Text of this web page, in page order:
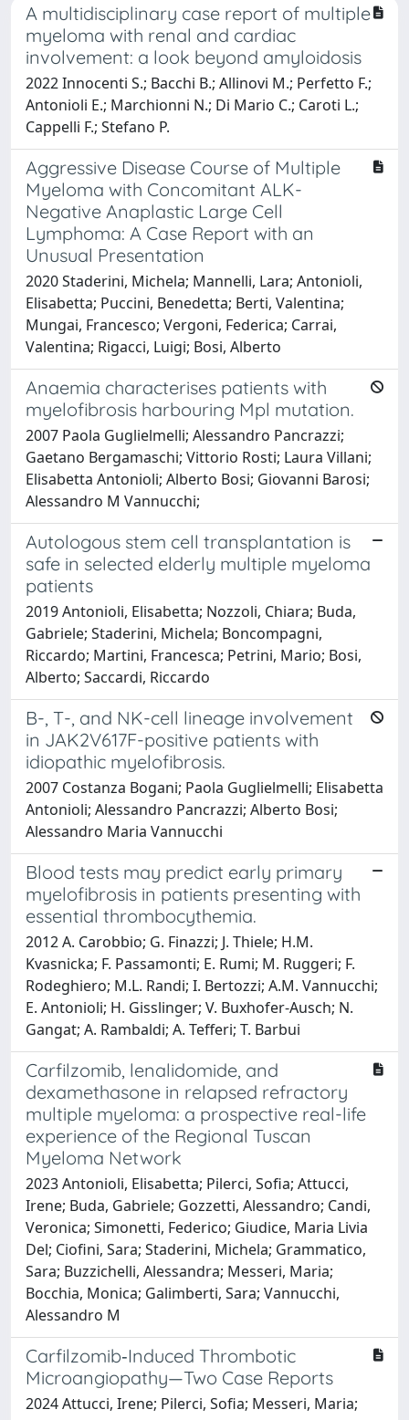
A multidisciplinary case report of multiple
myeloma with renal and cardiac
involvement: a look beyond amyloidosis
2022 Innocenti S.; Bacchi B.; Allinovi M.; Perfetto F.;
Antonioli E.; Marchionni N.; Di Mario C.; Caroti L.;
Cappelli F.; Stefano P.
Aggressive Disease Course of Multiple
Myeloma with Concomitant ALK-
Negative Anaplastic Large Cell
Lymphoma: A Case Report with an
Unusual Presentation
2020 Staderini, Michela; Mannelli, Lara; Antonioli,
Elisabetta; Puccini, Benedetta; Berti, Valentina;
Mungai, Francesco; Vergoni, Federica; Carrai,
Valentina; Rigacci, Luigi; Bosi, Alberto
Anaemia characterises patients with
myelofibrosis harbouring Mpl mutation.
2007 Paola Guglielmelli; Alessandro Pancrazzi;
Gaetano Bergamaschi; Vittorio Rosti; Laura Villani;
Elisabetta Antonioli; Alberto Bosi; Giovanni Barosi;
Alessandro M Vannucchi;
Autologous stem cell transplantation is
safe in selected elderly multiple myeloma
patients
2019 Antonioli, Elisabetta; Nozzoli, Chiara; Buda,
Gabriele; Staderini, Michela; Boncompagni,
Riccardo; Martini, Francesca; Petrini, Mario; Bosi,
Alberto; Saccardi, Riccardo
B-, T-, and NK-cell lineage involvement
in JAK2V617F-positive patients with
idiopathic myelofibrosis.
2007 Costanza Bogani; Paola Guglielmelli; Elisabetta
Antonioli; Alessandro Pancrazzi; Alberto Bosi;
Alessandro Maria Vannucchi
Blood tests may predict early primary
myelofibrosis in patients presenting with
essential thrombocythemia.
2012 A. Carobbio; G. Finazzi; J. Thiele; H.M.
Kvasnicka; F. Passamonti; E. Rumi; M. Ruggeri; F.
Rodeghiero; M.L. Randi; I. Bertozzi; A.M. Vannucchi;
E. Antonioli; H. Gisslinger; V. Buxhofer-Ausch; N.
Gangat; A. Rambaldi; A. Tefferi; T. Barbui
Carfilzomib, lenalidomide, and
dexamethasone in relapsed refractory
multiple myeloma: a prospective real-life
experience of the Regional Tuscan
Myeloma Network
2023 Antonioli, Elisabetta; Pilerci, Sofia; Attucci,
Irene; Buda, Gabriele; Gozzetti, Alessandro; Candi,
Veronica; Simonetti, Federico; Giudice, Maria Livia
Del; Ciofini, Sara; Staderini, Michela; Grammatico,
Sara; Buzzichelli, Alessandra; Messeri, Maria;
Bocchia, Monica; Galimberti, Sara; Vannucchi,
Alessandro M
Carfilzomib‐Induced Thrombotic
Microangiopathy—Two Case Reports
2024 Attucci, Irene; Pilerci, Sofia; Messeri, Maria;